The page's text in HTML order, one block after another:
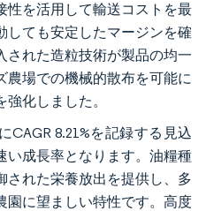
性を活用して輸送コストを最
しても安定したマージンを確
された造粒技術が製品の均一
農場での機械的散布を可能に
化しました。
CAGR 8.21%を記録する見込
い成長率となります。油糧種
された栄養放出を提供し、多
園に望ましい特性です。高度